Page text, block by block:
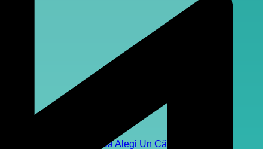
Top 5 Motive Să Alegi Un Cămin De